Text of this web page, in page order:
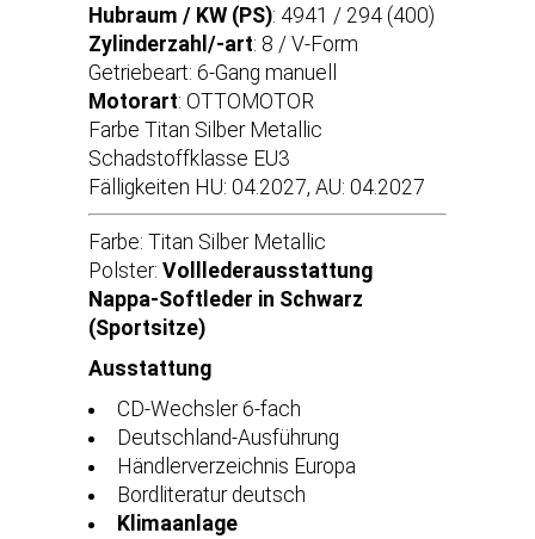
Hubraum / KW (PS): 4941 / 294 (400)
Zylinderzahl/-art: 8 / V-Form
Getriebeart: 6-Gang manuell
Motorart: OTTOMOTOR
Farbe Titan Silber Metallic
Schadstoffklasse EU3
Fälligkeiten HU: 04.2027, AU: 04.2027
Farbe: Titan Silber Metallic
Polster: Volllederausstattung
Nappa-Softleder in Schwarz
(Sportsitze)
Ausstattung
CD-Wechsler 6-fach
Deutschland-Ausführung
Händlerverzeichnis Europa
Bordliteratur deutsch
Klimaanlage